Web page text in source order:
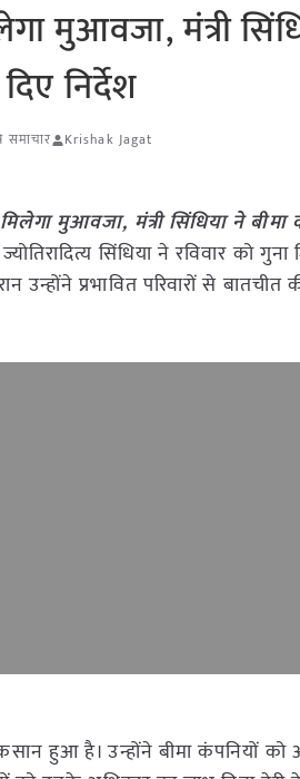
मुआवजा, मंत्री
निर्देश
समाचार Krishak Jagat
मुआवजा, मंत्री सिंधिया ने
सिंधिया ने रविवार को
उन्होंने प्रभावित परिवारों से
हुआ है। उन्होंने बीमा कंपनियों को